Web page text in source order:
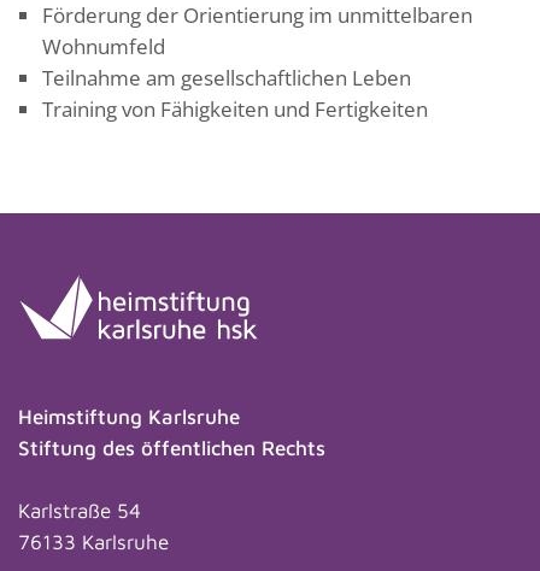
Förderung der Orientierung im unmittelbaren
Wohnumfeld
Teilnahme am gesellschaftlichen Leben
Training von Fähigkeiten und Fertigkeiten
Heimstiftung Karlsruhe
Stiftung des öffentlichen Rechts
Karlstraße 54
76133 Karlsruhe